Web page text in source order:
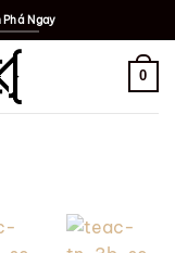
Phá Ngay
0